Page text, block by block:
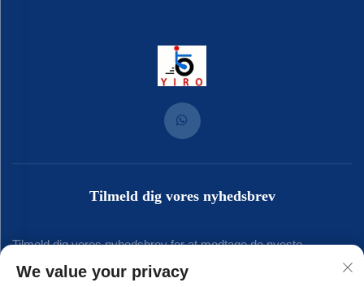
Tilmeld dig vores nyhedsbrev
Tilmeld dig vores nyhedsbrev for at modtage de nyeste
branchenyt, opdateringer og indsigt fra vores team.
We value your privacy